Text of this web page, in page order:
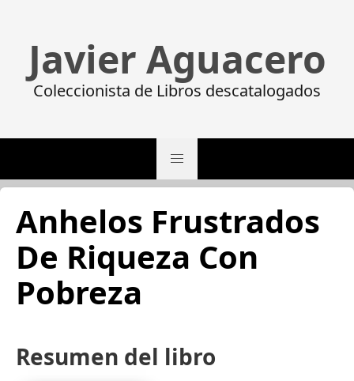
Javier Aguacero
Coleccionista de Libros descatalogados
Anhelos Frustrados
De Riqueza Con
Pobreza
Resumen del libro